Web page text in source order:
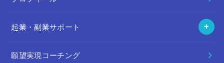
起業・副業サポート
願望実現コーチング